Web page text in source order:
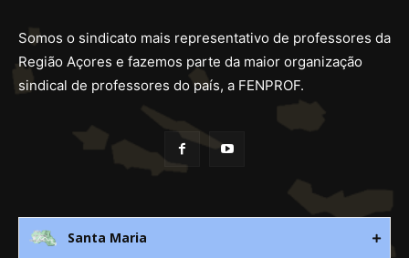
Somos o sindicato mais representativo de professores da
Região Açores e fazemos parte da maior organização
sindical de professores do país, a FENPROF.
Santa Maria